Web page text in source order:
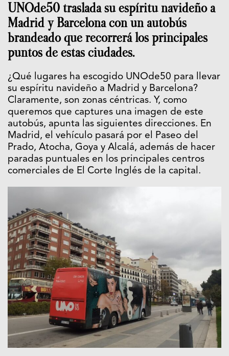
UNOde50 traslada su espíritu navideño a
Madrid y Barcelona con un autobús
brandeado que recorrerá los principales
puntos de estas ciudades.
¿Qué lugares ha escogido UNOde50 para llevar
su espíritu navideño a Madrid y Barcelona?
Claramente, son zonas céntricas. Y, como
queremos que captures una imagen de este
autobús, apunta las siguientes direcciones. En
Madrid, el vehículo pasará por el Paseo del
Prado, Atocha, Goya y Alcalá, además de hacer
paradas puntuales en los principales centros
comerciales de El Corte Inglés de la capital.